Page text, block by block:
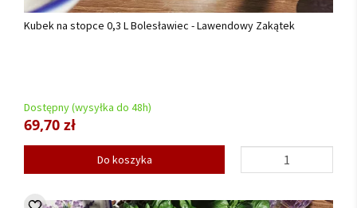
Kubek na stopce 0,3 L Bolesławiec - Lawendowy Zakątek
Dostępny (wysyłka do 48h)
69,70 zł
Do koszyka